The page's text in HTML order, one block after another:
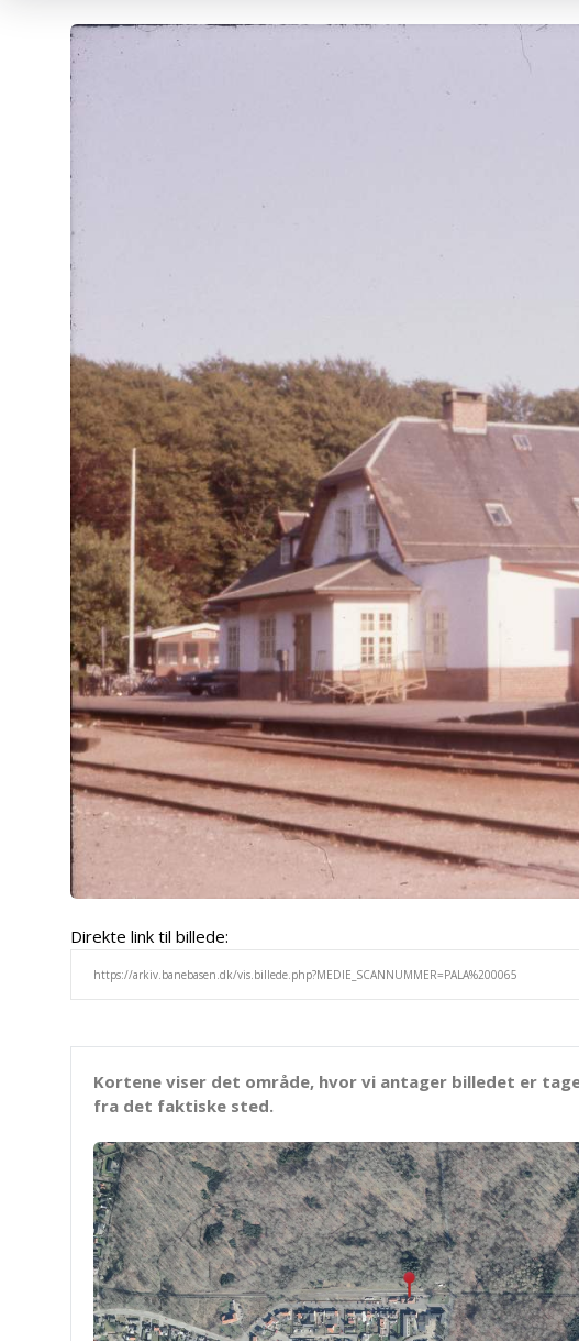
Direkte link til billede:
Kortene viser det område, hvor vi antager billedet er
fra det faktiske sted.